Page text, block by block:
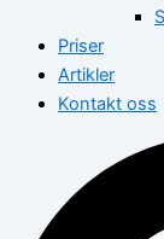
Priser
Artikler
Kontakt oss